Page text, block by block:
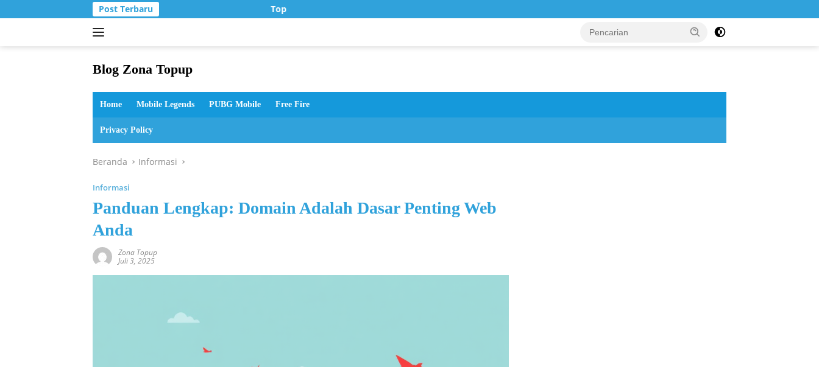
ke
Post Terbaru Top Up Murah di Zona Topup
Blog Zona Topup
dan
bermain
Home Mobile Legends PUBG Mobile Free Fire
Privacy Policy
Beranda Informasi
Informasi
Panduan Lengkap: Domain Adalah Dasar Penting Web
Anda
Zona Topup
Juli 3, 2025